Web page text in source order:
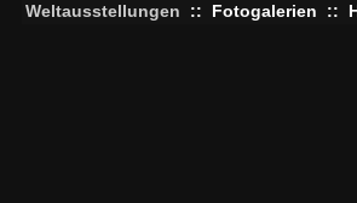
Weltausstellungen :: Fotogalerien ::